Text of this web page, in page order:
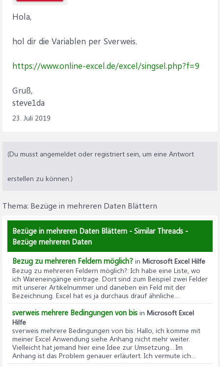
Hola,
hol dir die Variablen per Sverweis.
https://www.online-excel.de/excel/singsel.php?f=9
Gruß,
steve1da
23. Juli 2019
(Du musst angemeldet oder registriert sein, um eine Antwort
erstellen zu können.)
Thema: Bezüge in mehreren Daten Blättern
Bezüge in mehreren Daten Blättern - Similar Threads -
Bezüge mehreren Daten
Bezug zu mehreren Feldern möglich? in Microsoft Excel Hilfe
Bezug zu mehreren Feldern möglich?: Ich habe eine Liste, wo
ich Wareneingänge eintrage. Dort sind zum Beispiel zwei Felder
mit unserer Artikelnummer und daneben ein Feld mit der
Bezeichnung. Excel hat es ja durchaus drauf ähnliche...
sverweis mehrere Bedingungen von bis in Microsoft Excel
Hilfe
sverweis mehrere Bedingungen von bis: Hallo, ich komme mit
meiner Excel Anwendung siehe Anhang nicht mehr weiter.
Vielleicht hat jemand hier eine Idee zur Umsetzung... Im
Anhang ist das Problem genauer erläutert. Ich vermute ich...